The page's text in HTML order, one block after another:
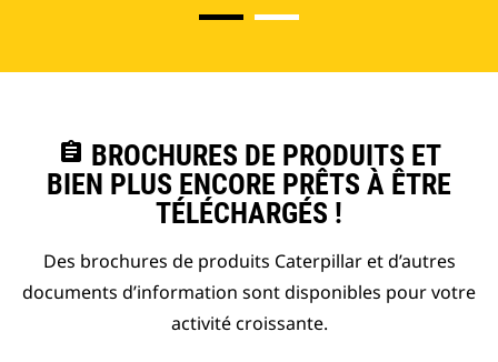
assignment BROCHURES DE PRODUITS ET
BIEN PLUS ENCORE PRÊTS À ÊTRE
TÉLÉCHARGÉS !
Des brochures de produits Caterpillar et d’autres
documents d’information sont disponibles pour votre
activité croissante.